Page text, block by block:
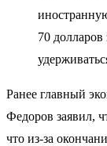
70 долларов
Ранее главный
Федоров заявил,
что из-за